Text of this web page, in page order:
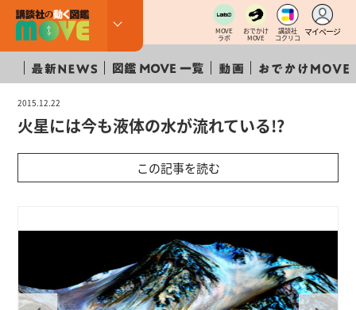
MOVE
ラボ
おでかけ
MOVE
講談社
コクリコ
マイページ
2015.12.22
火星には今も液体の水が流れている!?
この記事を読む